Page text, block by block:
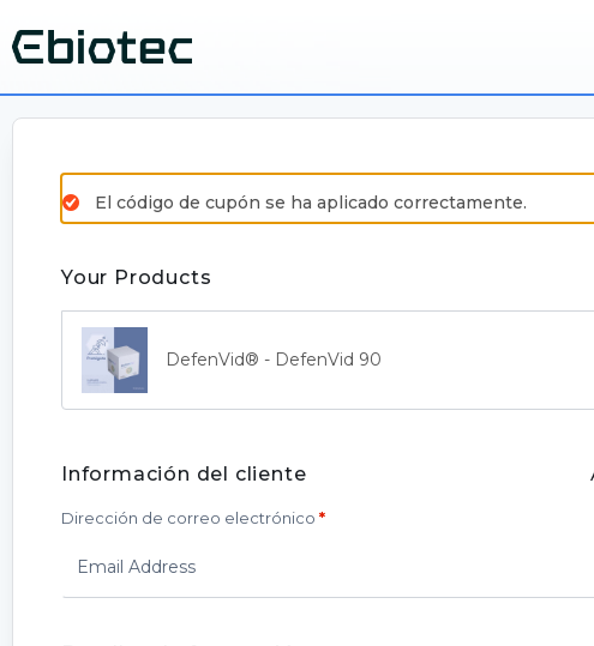
El código de cupón se ha aplicado correctamente.
Your Products
DefenVid® - DefenVid 90
Información del cliente
Dirección de correo electrónico *